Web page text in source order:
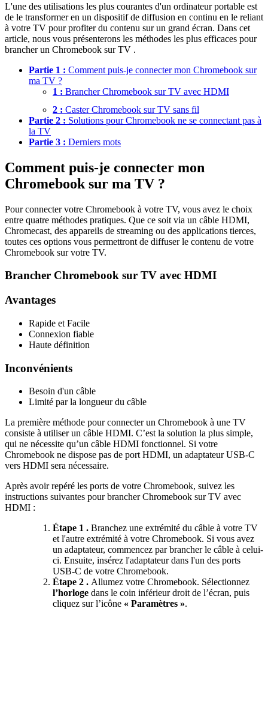
L'une des utilisations les plus courantes d'un ordinateur portable est
de le transformer en un dispositif de diffusion en continu en le reliant
à votre TV pour profiter du contenu sur un grand écran. Dans cet
article, nous vous présenterons les méthodes les plus efficaces pour
brancher un Chromebook sur TV .
Partie 1 : Comment puis-je connecter mon Chromebook sur
ma TV ?
1 : Brancher Chromebook sur TV avec HDMI
2 : Caster Chromebook sur TV sans fil
Partie 2 : Solutions pour Chromebook ne se connectant pas à
la TV
Partie 3 : Derniers mots
Comment puis-je connecter mon
Chromebook sur ma TV ?
Pour connecter votre Chromebook à votre TV, vous avez le choix
entre quatre méthodes pratiques. Que ce soit via un câble HDMI,
Chromecast, des appareils de streaming ou des applications tierces,
toutes ces options vous permettront de diffuser le contenu de votre
Chromebook sur votre TV.
Brancher Chromebook sur TV avec HDMI
Avantages
Rapide et Facile
Connexion fiable
Haute définition
Inconvénients
Besoin d'un câble
Limité par la longueur du câble
La première méthode pour connecter un Chromebook à une TV
consiste à utiliser un câble HDMI. C’est la solution la plus simple,
qui ne nécessite qu’un câble HDMI fonctionnel. Si votre
Chromebook ne dispose pas de port HDMI, un adaptateurUSB-C
vers HDMI sera nécessaire.
Après avoir repéré les ports de votre Chromebook, suivez les
instructions suivantes pour brancher Chromebook sur TV avec
HDMI :
Étape 1 . Branchez une extrémité du câble à votre TV
et l'autre extrémité à votre Chromebook. Si vous avez
un adaptateur, commencez par brancher le câble à celui-
ci. Ensuite, insérez l'adaptateur dans l'un des ports
USB-C de votre Chromebook.
Étape 2 . Allumez votre Chromebook. Sélectionnez
l’horloge dans le coin inférieur droit de l’écran, puis
cliquez sur l’icône « Paramètres ».